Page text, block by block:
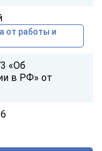
от работы и
«Об
в РФ» от